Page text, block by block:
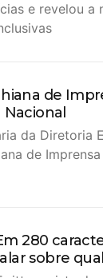
e revelou a
de
da Diretoria
de
280
sobre